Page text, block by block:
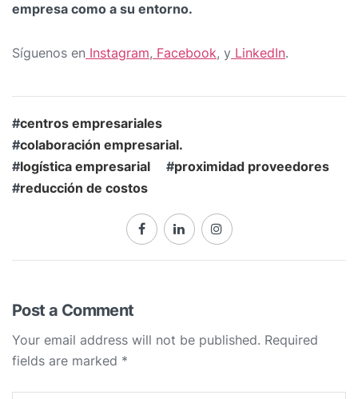
empresa como a su entorno.
Síguenos en Instagram, Facebook, y LinkedIn.
#centros empresariales
#colaboración empresarial.
#logística empresarial #proximidad proveedores
#reducción de costos
Post a Comment
Your email address will not be published. Required
fields are marked *